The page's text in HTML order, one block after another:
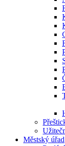
Městský úřad